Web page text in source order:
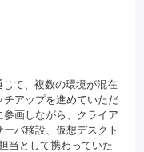
て、複数の環境が混在
アップを進めていただ
画しながら、クライア
バ移設、仮想デスクト
当として携わっていた